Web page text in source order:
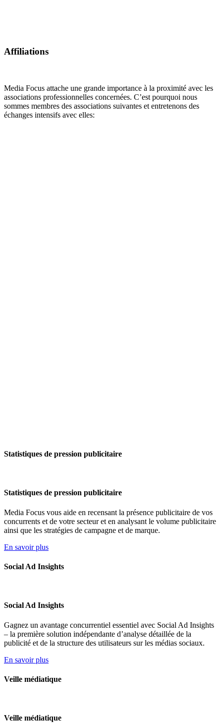
Affiliations
Media Focus attache une grande importance à la proximité avec les
associations professionnelles concernées. C’est pourquoi nous
sommes membres des associations suivantes et entretenons des
échanges intensifs avec elles:
Statistiques de pression publicitaire
Statistiques de pression publicitaire
Media Focus vous aide en recensant la présence publicitaire de vos
concurrents et de votre secteur et en analysant le volume publicitaire
ainsi que les stratégies de campagne et de marque.
En savoir plus
Social Ad Insights
Social Ad Insights
Gagnez un avantage concurrentiel essentiel avec Social Ad Insights
– la première solution indépendante d’analyse détaillée de la
publicité et de la structure des utilisateurs sur les médias sociaux.
En savoir plus
Veille médiatique
Veille médiatique